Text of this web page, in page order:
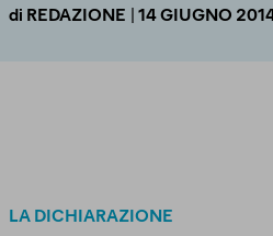
di REDAZIONE | 14 GIUGNO
LA DICHIARAZIONE